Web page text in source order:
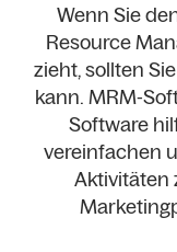
Wenn Sie
Resource
zieht, sollten
kann. MRM-
Software
vereinfachen
Aktivitäten